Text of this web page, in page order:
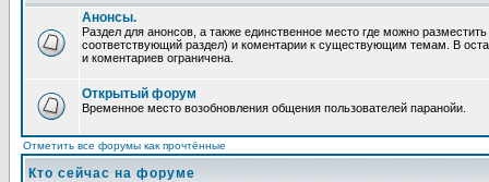
Анонсы.
Раздел для анонсов, а также единственное место где можно
соответствующий раздел) и коментарии к существующим темам. В
и коментариев ограничена.
Открытый форум
Временное место возобновления общения пользователей паранойи.
Отметить все форумы как прочтённые
Кто сейчас на форуме